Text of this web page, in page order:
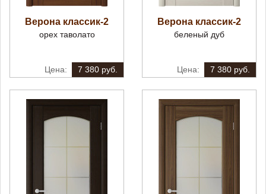
Верона классик-2
орех таволато
7 380 руб.
Верона классик-2
беленый дуб
7 380 руб.